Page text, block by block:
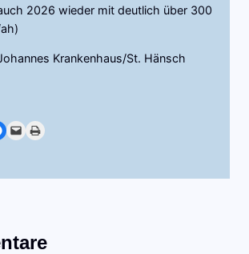
2026 wieder mit deutlich über 300
Krankenhaus/St. Hänsch
on Facebook
Email this PagePrint this Page